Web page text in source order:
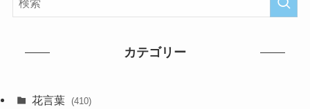
カテゴリー
花言葉 (410)